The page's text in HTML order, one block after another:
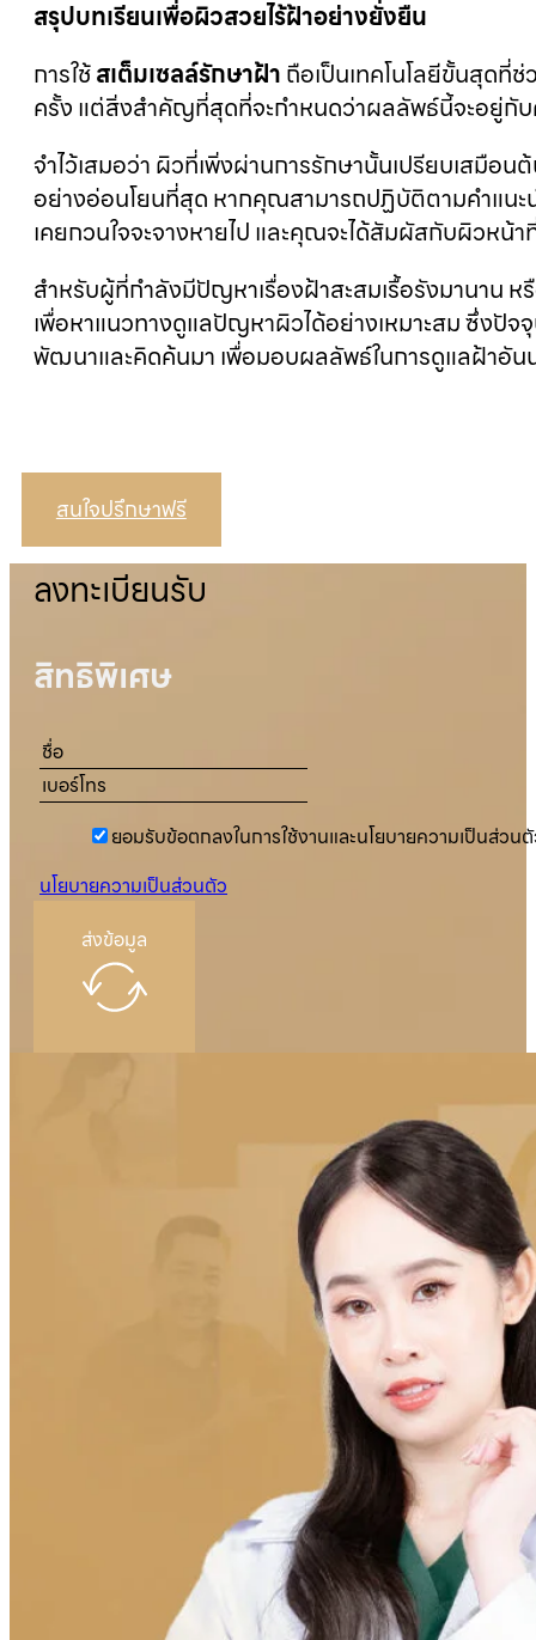
สรุปบทเรียนเพื่อผิวสวยไร้ฝ้าอย่างยั่งยืน
การใช้สเต็มเซลล์รักษาฝ้าถือเป็นเทคโนโลยีขั้นสุดที่ช่
ครั้ง แต่สิ่งสำคัญที่สุดที่จะกำหนดว่าผลลัพธ์นี้จะอยู่กั
จำไว้เสมอว่า ผิวที่เพิ่งผ่านการรักษานั้นเปรียบเสมื
อย่างอ่อนโยนที่สุด หากคุณสามารถปฏิบัติตามคำแนะ
เคยกวนใจจะจางหายไป และคุณจะได้สัมผัสกับผิวหน้
สำหรับผู้ที่กำลังมีปัญหาเรื่องฝ้าสะสมเรื้อรังมานาน ห
เพื่อหาแนวทางดูแลปัญหาผิวได้อย่างเหมาะสม ซึ่งปั
พัฒนาและคิดค้นมา เพื่อมอบผลลัพธ์ในการดูแลฝ้าอัน
สนใจปรึกษาฟรี
ลงทะเบียนรับ
สิทธิพิเศษ
ยอมรับข้อตกลงในการใช้งานและนโยบายความเป็นส่วน
นโยบายความเป็นส่วนตัว
ส่งข้อมูล